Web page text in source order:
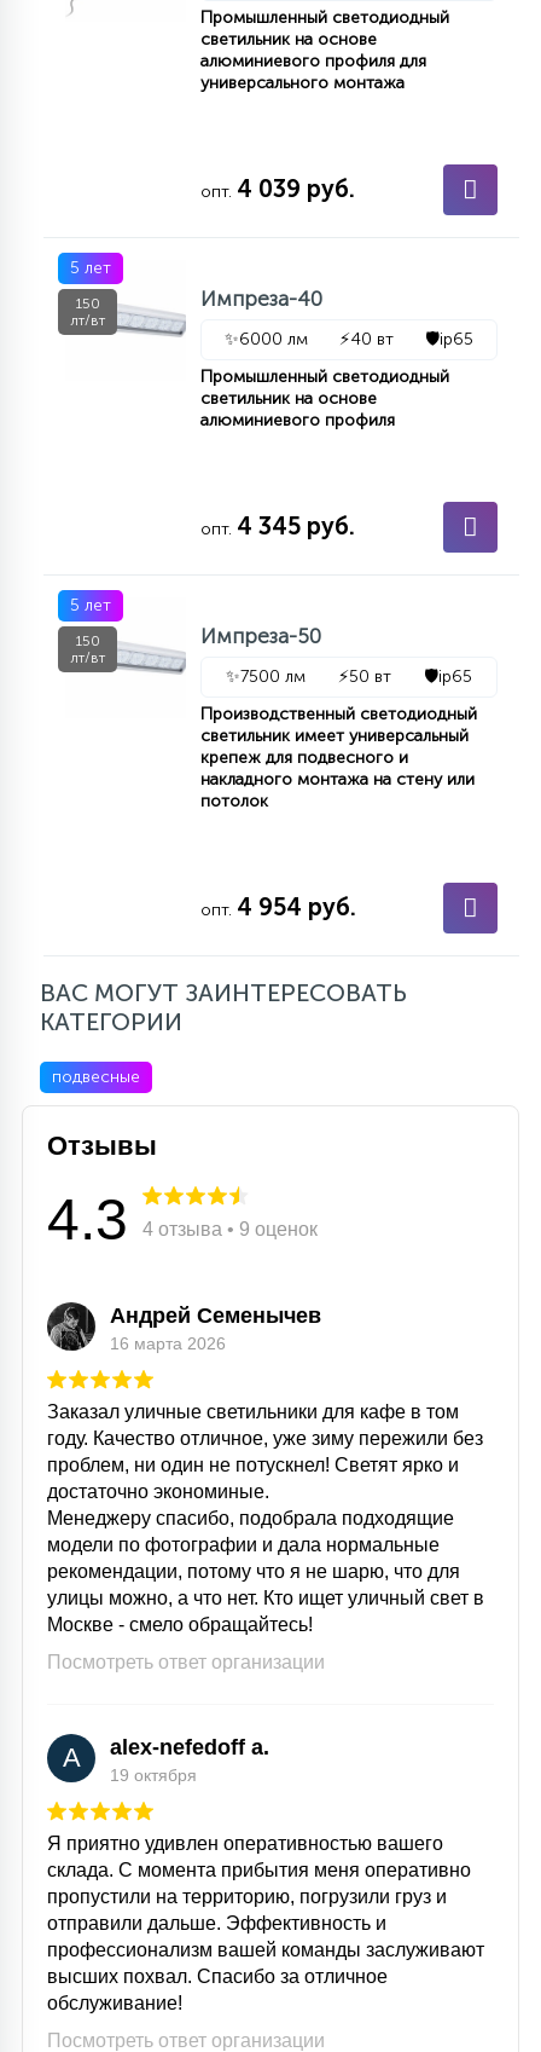
Промышленный светодиодный
светильник на основе
алюминиевого профиля для
универсального монтажа
опт. 4 039 руб.
5 лет
150
лт/вт
Импреза-40
✨6000 лм ⚡40 вт 🛡️ip65
Промышленный светодиодный
светильник на основе
алюминиевого профиля
опт. 4 345 руб.
5 лет
150
лт/вт
Импреза-50
✨7500 лм ⚡50 вт 🛡️ip65
Производственный светодиодный
светильник имеет универсальный
крепеж для подвесного и
накладного монтажа на стену или
потолок
опт. 4 954 руб.
ВАС МОГУТ ЗАИНТЕРЕСОВАТЬ
КАТЕГОРИИ
подвесные
Отзывы
4.3 4 отзыва • 9 оценок
Андрей Семенычев
16 марта 2026
Заказал уличные светильники для кафе в том
году. Качество отличное, уже зиму пережили без
проблем, ни один не потускнел! Светят ярко и
достаточно экономиные.
Менеджеру спасибо, подобрала подходящие
модели по фотографии и дала нормальные
рекомендации, потому что я не шарю, что для
улицы можно, а что нет. Кто ищет уличный свет в
Москве - смело обращайтесь!
Посмотреть ответ организации
A alex-nefedoff a.
19 октября
Я приятно удивлен оперативностью вашего
склада. С момента прибытия меня оперативно
пропустили на территорию, погрузили груз и
отправили дальше. Эффективность и
профессионализм вашей команды заслуживают
высших похвал. Спасибо за отличное
обслуживание!
Посмотреть ответ организации